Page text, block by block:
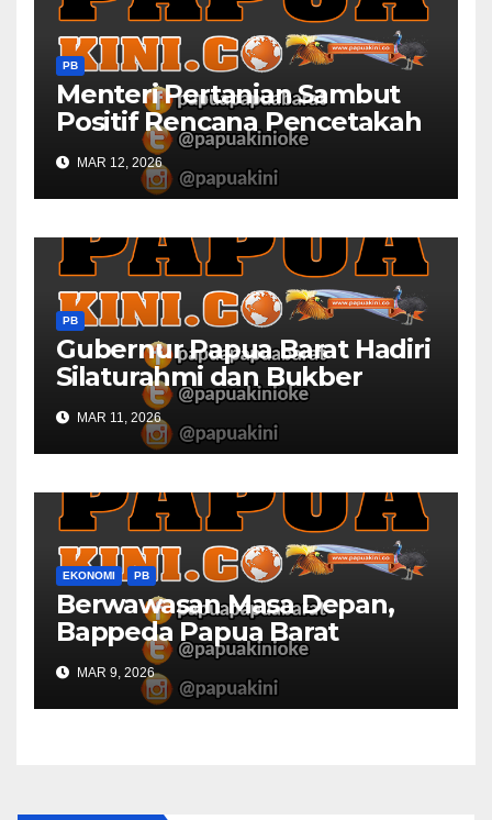
PB
Menteri Pertanian Sambut
Positif Rencana Pencetakah
Sawah dan Ladang di Papua
Barat
MAR 12, 2026
PB
Gubernur Papua Barat Hadiri
Silaturahmi dan Bukber
Bersama DPR RI dan
Mendagri di IPDN
MAR 11, 2026
EKONOMI PB
Berwawasan Masa Depan,
Bappeda Papua Barat
Konsultasi Publik RKPD 2027
MAR 9, 2026